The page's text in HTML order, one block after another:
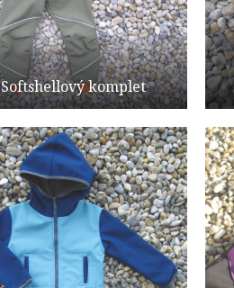
Softshellový komplet